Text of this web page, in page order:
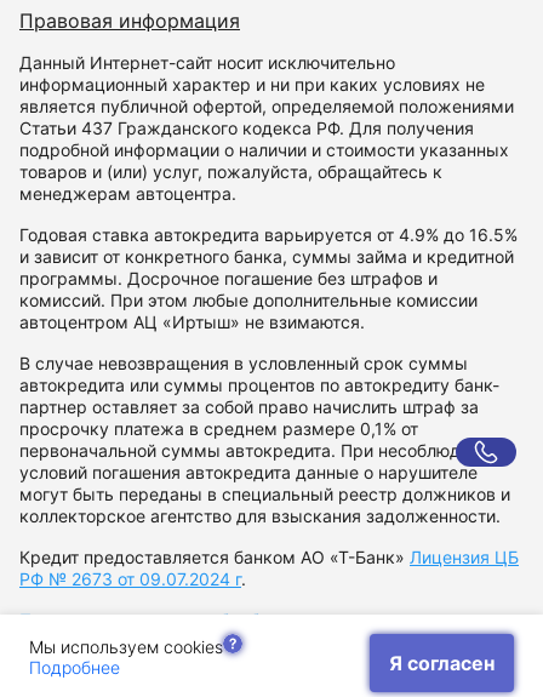
Правовая информация
Данный Интернет-сайт носит исключительно
информационный характер и ни при каких условиях не
является публичной офертой, определяемой положениями
Статьи 437 Гражданского кодекса РФ. Для получения
подробной информации о наличии и стоимости указанных
товаров и (или) услуг, пожалуйста, обращайтесь к
менеджерам автоцентра.
Годовая ставка автокредита варьируется от 4.9% до 16.5%
и зависит от конкретного банка, суммы займа и кредитной
программы. Досрочное погашение без штрафов и
комиссий. При этом любые дополнительные комиссии
автоцентром АЦ «Иртыш» не взимаются.
В случае невозвращения в условленный срок суммы
автокредита или суммы процентов по автокредиту банк-
партнер оставляет за собой право начислить штраф за
просрочку платежа в среднем размере 0,1% от
первоначальной суммы автокредита. При несоблюдении
условий погашения автокредита данные о нарушителе
могут быть переданы в специальный реестр должников и
коллекторское агентство для взыскания задолженности.
Кредит предоставляется банком АО «Т-Банк» Лицензия ЦБ
РФ № 2673 от 09.07.2024 г.
Политика в отношении обработки персональных данных
Согласие на рекламную рассылку
Мы используем cookies
Подробнее
Я согласен